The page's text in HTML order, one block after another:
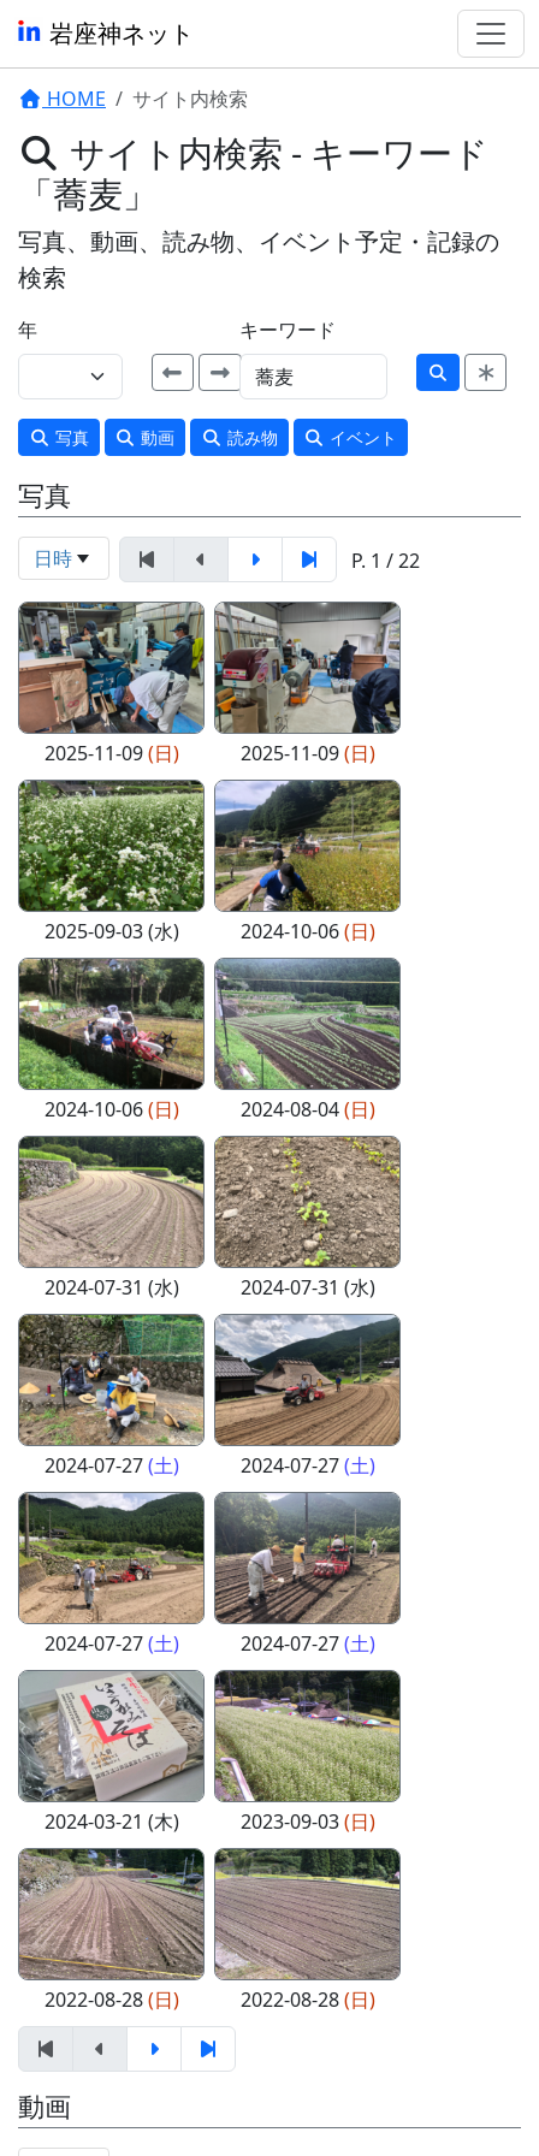
岩座神ネット
HOME サイト内検索
サイト内検索 - キーワード
「蕎麦」
写真、動画、読み物、イベント予定・記録の
検索
年 キーワード
写真 動画 読み物 イベント
写真
日時 P. 1 / 22
2025-11-09(日) 2025-11-09(日)
2025-09-03 (水) 2024-10-06(日)
2024-10-06(日) 2024-08-04(日)
2024-07-31 (水) 2024-07-31 (水)
2024-07-27(土) 2024-07-27(土)
2024-07-27(土) 2024-07-27(土)
2024-03-21 (木) 2023-09-03(日)
2022-08-28(日) 2022-08-28(日)
動画